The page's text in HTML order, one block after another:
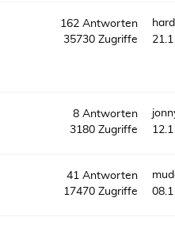
162Antworten
35730Zugriffe
8Antworten
3180Zugriffe
41Antworten
17470Zugriffe